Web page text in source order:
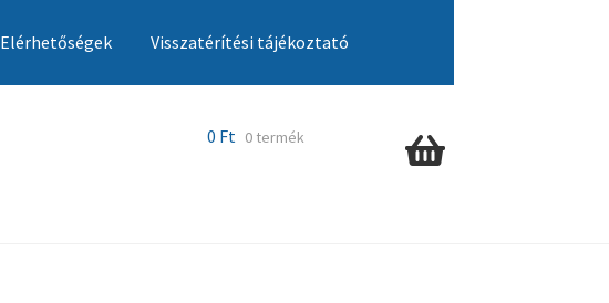
Elérhetőségek Visszatérítési tájékoztató
0 Ft 0 termék